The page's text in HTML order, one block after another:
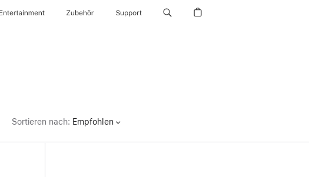
Entertainment Zubehör Support
Sortieren nach: Empfohlen